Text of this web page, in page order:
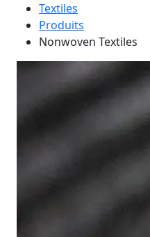
Textiles
Produits
Nonwoven Textiles